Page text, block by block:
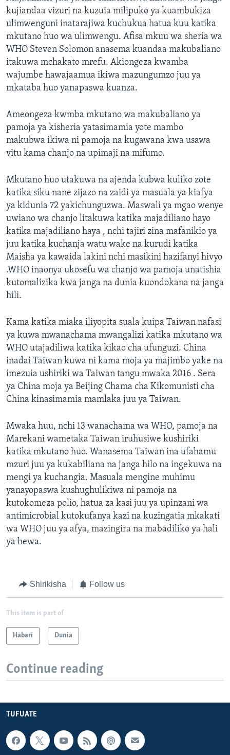
kujiandaa vizuri na kuzuia milipuko ya kuambukiza
ulimwenguni inatarajiwa kuchukua hatua kuu katika
mkutano huo wa ulimwengu. Afisa mkuu wa sheria wa
WHO Steven Solomon anasema kuandaa makubaliano
itakuwa mchakato mrefu. Akiongeza kwamba
wajumbe hawajaamua ikiwa mazungumzo juu ya
mkataba huo yanapaswa kuanza.
Ameongeza kwmba mkutano wa makubaliano ya
pamoja ya kisheria yatasimamia yote mambo
makubwa ikiwa ni pamoja na kugawana kwa usawa
vitu kama chanjo na upimaji na mifumo.
Mkutano huo utakuwa na ajenda kubwa kuliko zote
katika siku nane zijazo na zaidi ya masuala ya kiafya
ya kidunia 72 yakichunguzwa. Maswali ya mgao wenye
uwiano wa chanjo litakuwa katika majadiliano hayo
katika majadiliano haya , nchi tajiri zina mafanikio ya
juu katika kuchanja watu wake na kurudi katika
Maisha ya kawaida lakini nchi masikini hazifanyi hivyo
.WHO inaonya ukosefu wa chanjo wa pamoja unatishia
kutomalizika kwa janga na dunia kuondokana na janga
hili.
Kama katika miaka iliyopita suala kuipa Taiwan nafasi
ya kuwa mwanachama mwangalizi katika mkutano wa
WHO utajadiliwa katika kikao cha ufunguzi. China
inadai Taiwan kuwa ni kama moja ya majimbo yake na
imezuia ushiriki wa Taiwan tangu mwaka 2016 . Sera
ya China moja ya Beijing Chama cha Kikomunisti cha
China kinasimamia mamlaka juu ya Taiwan.
Mwaka huu, nchi 13 wanachama wa WHO, pamoja na
Marekani wametaka Taiwan iruhusiwe kushiriki
katika mkutano huo. Wanasema Taiwan ina ufahamu
mzuri juu ya kukabiliana na janga hilo na ingekuwa na
mengi ya kuchangia. Masuala mengine muhimu
yanayopaswa kushughulikiwa ni pamoja na
kutokomeza polio, hatua za kasi juu ya upinzani wa
antimicrobial kutokufanya kazi na kuzingatia mkakati
wa WHO juu ya afya, mazingira na mabadiliko ya hali
ya hewa.
Shirikisha Follow us
This item is part of
Habari Dunia
Continue reading
TUFUATE